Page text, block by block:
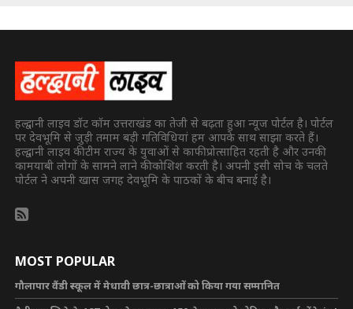
हल्द्वानी लाइव डॉट कॉम उत्तराखंड का तेजी से बढ़ता हुआ न्यूज पोर्टल है। पोर्टल
पर देवभूमि से जुड़ी तमाम बड़ी गतिविधियां हम आपके साथ साझा करते हैं।
हल्द्वानी लाइव की टीम राज्य के युवाओं से काफी प्रोत्साहित रहती है और उनकी
कामयाबी लोगों के सामने लाने की कोशिश करती है। अपनी इसी सोच के चलते
पोर्टल ने अपनी खास जगह देवभूमि के पाठकों के बीच बनाई है।
MOST POPULAR
गौलापार वैंडी स्कूल में मेधावी छात्र-छात्राओं को किया गया सम्मानित